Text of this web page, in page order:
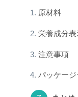
原材料
栄養成分
注意事項
パッケー